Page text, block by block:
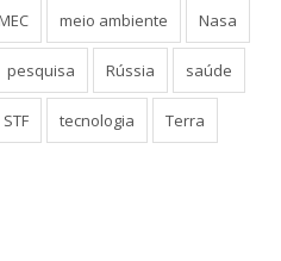
meio ambiente Nasa
pesquisa Rússia saúde
STF tecnologia Terra